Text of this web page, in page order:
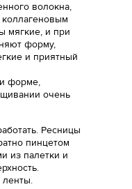
волокна,
мягкие, и при
форму,
и приятный
и форме,
очень
Ресницы
пинцетом
из палетки и
ленты.